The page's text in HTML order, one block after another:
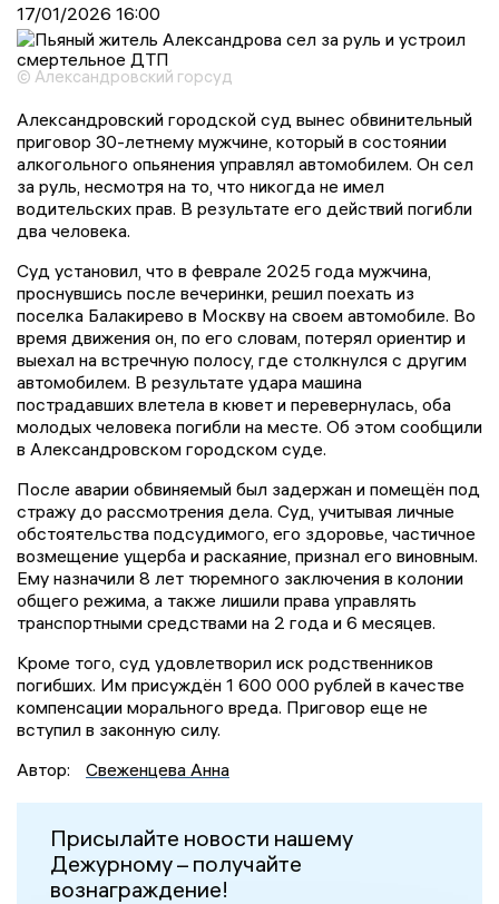
17/01/2026 16:00
© Александровский горсуд
Александровский городской суд вынес обвинительный
приговор 30-летнему мужчине, который в состоянии
алкогольного опьянения управлял автомобилем. Он сел
за руль, несмотря на то, что никогда не имел
водительских прав. В результате его действий погибли
два человека.
Суд установил, что в феврале 2025 года мужчина,
проснувшись после вечеринки, решил поехать из
поселка Балакирево в Москву на своем автомобиле. Во
время движения он, по его словам, потерял ориентир и
выехал на встречную полосу, где столкнулся с другим
автомобилем. В результате удара машина
пострадавших влетела в кювет и перевернулась, оба
молодых человека погибли на месте. Об этом сообщили
в Александровском городском суде.
После аварии обвиняемый был задержан и помещён под
стражу до рассмотрения дела. Суд, учитывая личные
обстоятельства подсудимого, его здоровье, частичное
возмещение ущерба и раскаяние, признал его виновным.
Ему назначили 8 лет тюремного заключения в колонии
общего режима, а также лишили права управлять
транспортными средствами на 2 года и 6 месяцев.
Кроме того, суд удовлетворил иск родственников
погибших. Им присуждён 1 600 000 рублей в качестве
компенсации морального вреда. Приговор еще не
вступил в законную силу.
Автор:
Свеженцева Анна
Присылайте новости нашему
Дежурному – получайте
вознаграждение!